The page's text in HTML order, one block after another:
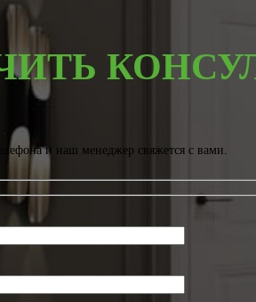
и наш менеджер свяжется с вами.